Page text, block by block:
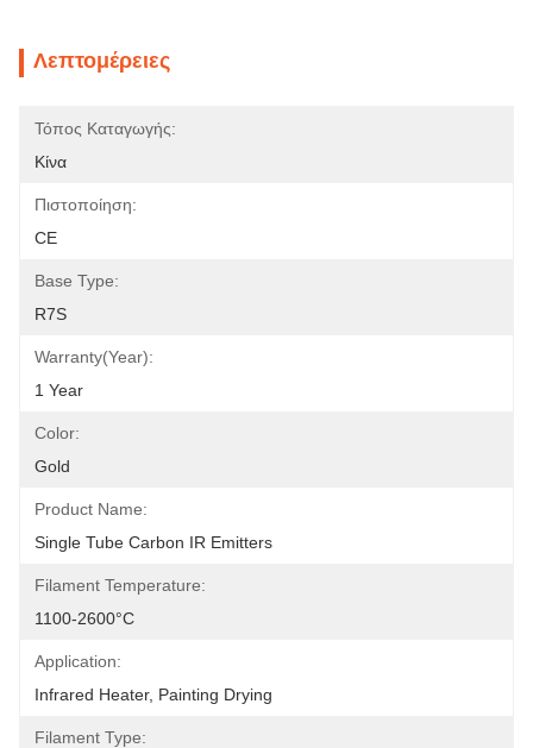
Λεπτομέρειες
Τόπος Καταγωγής:
Κίνα
Πιστοποίηση:
CE
Base Type:
R7S
Warranty(Year):
1 Year
Color:
Gold
Product Name:
Single Tube Carbon IR Emitters
Filament Temperature:
1100-2600°C
Application:
Infrared Heater, Painting Drying
Filament Type: